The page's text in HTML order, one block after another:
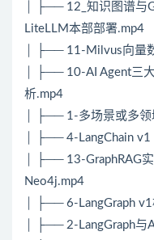
│ ├── 12_知识图谱与
LiteLLM本部部署.mp4
│ ├── 11-Milvus向量
│ ├── 10-AI Agent三
析.mp4
│ ├── 1-多场景或多领
│ ├── 4-LangChain
│ ├── 13-GraphRAG
Neo4j.mp4
│ ├── 6-LangGraph
│ ├── 2-LangGraph与